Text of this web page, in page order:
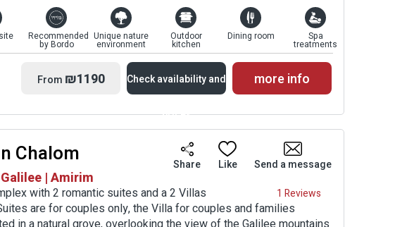
Recommended
by Bordo
Unique nature
environment
Outdoor
kitchen
Dining room Spa
treatments
From ₪1190 Check availability and
prices
Availability and
Prices
more info
Chalom
| Amirim
1 Reviews
with 2 romantic suites and a 2 Villas
are for couples only, the Villa for couples and families
Share Like Send a message